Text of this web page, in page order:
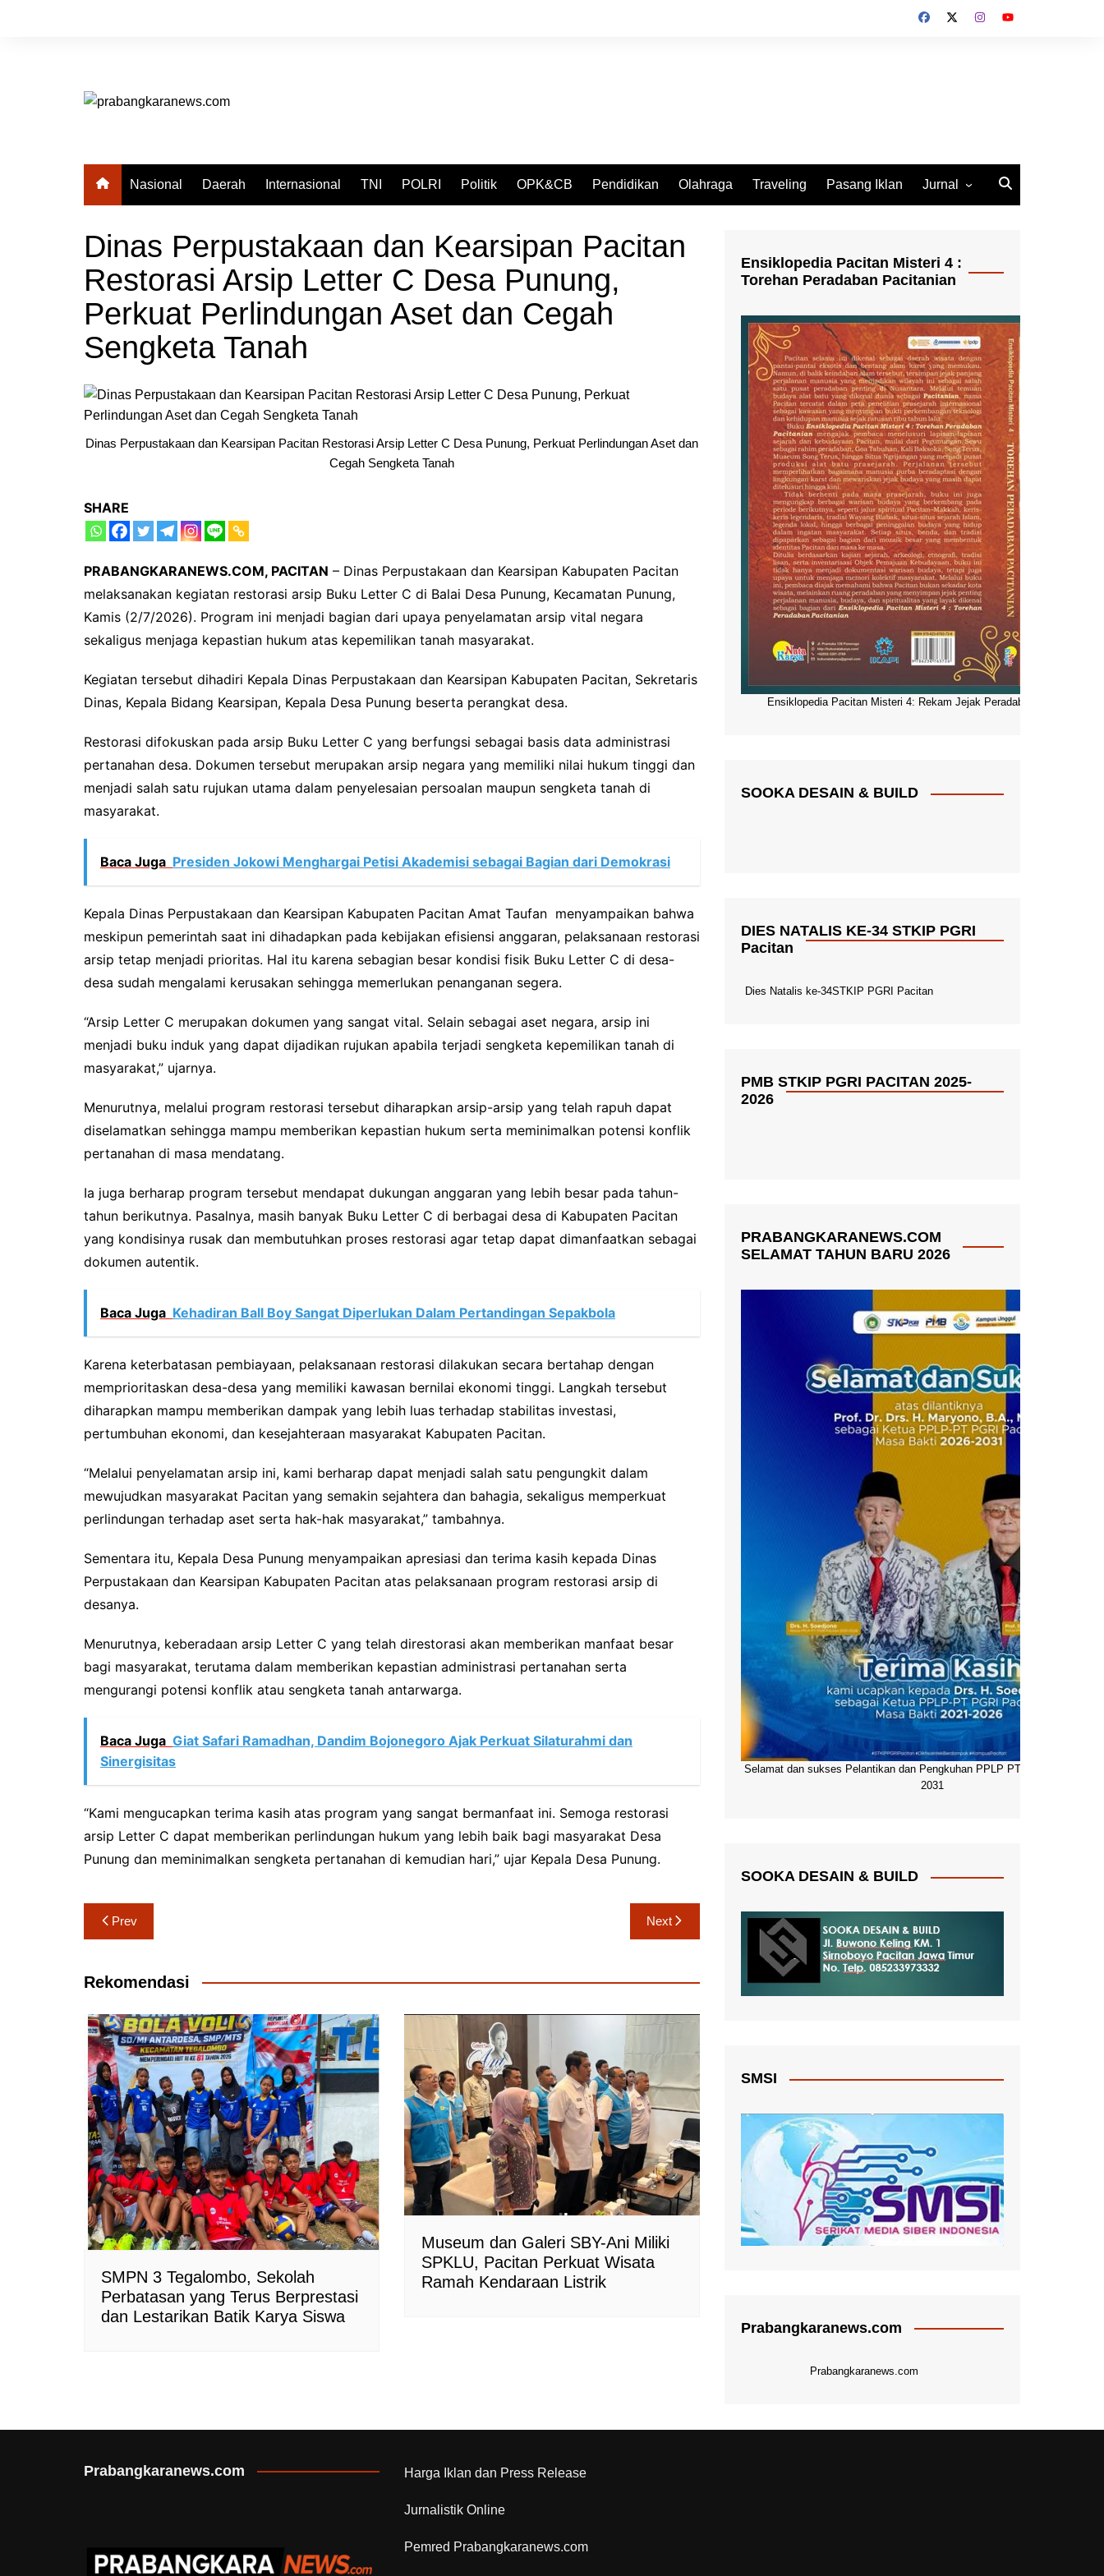
Nasional Daerah Internasional TNI POLRI Politik OPK&CB Pendidikan Olahraga Traveling Pasang Iklan Jurnal
Dinas Perpustakaan dan Kearsipan Pacitan
Restorasi Arsip Letter C Desa Punung,
Perkuat Perlindungan Aset dan Cegah
Sengketa Tanah
Dinas Perpustakaan dan Kearsipan Pacitan Restorasi Arsip Letter C Desa Punung, Perkuat Perlindungan Aset dan
Cegah Sengketa Tanah
SHARE
PRABANGKARANEWS.COM, PACITAN – Dinas Perpustakaan dan Kearsipan Kabupaten Pacitan
melaksanakan kegiatan restorasi arsip Buku Letter C di Balai Desa Punung, Kecamatan Punung,
Kamis (2/7/2026). Program ini menjadi bagian dari upaya penyelamatan arsip vital negara
sekaligus menjaga kepastian hukum atas kepemilikan tanah masyarakat.
Kegiatan tersebut dihadiri Kepala Dinas Perpustakaan dan Kearsipan Kabupaten Pacitan, Sekretaris
Dinas, Kepala Bidang Kearsipan, Kepala Desa Punung beserta perangkat desa.
Restorasi difokuskan pada arsip Buku Letter C yang berfungsi sebagai basis data administrasi
pertanahan desa. Dokumen tersebut merupakan arsip negara yang memiliki nilai hukum tinggi dan
menjadi salah satu rujukan utama dalam penyelesaian persoalan maupun sengketa tanah di
masyarakat.
Baca Juga Presiden Jokowi Menghargai Petisi Akademisi sebagai Bagian dari Demokrasi
Kepala Dinas Perpustakaan dan Kearsipan Kabupaten Pacitan Amat Taufan menyampaikan bahwa
meskipun pemerintah saat ini dihadapkan pada kebijakan efisiensi anggaran, pelaksanaan restorasi
arsip tetap menjadi prioritas. Hal itu karena sebagian besar kondisi fisik Buku Letter C di desa-
desa sudah mengalami kerusakan sehingga memerlukan penanganan segera.
“Arsip Letter C merupakan dokumen yang sangat vital. Selain sebagai aset negara, arsip ini
menjadi buku induk yang dapat dijadikan rujukan apabila terjadi sengketa kepemilikan tanah di
masyarakat,” ujarnya.
Menurutnya, melalui program restorasi tersebut diharapkan arsip-arsip yang telah rapuh dapat
diselamatkan sehingga mampu memberikan kepastian hukum serta meminimalkan potensi konflik
pertanahan di masa mendatang.
Ia juga berharap program tersebut mendapat dukungan anggaran yang lebih besar pada tahun-
tahun berikutnya. Pasalnya, masih banyak Buku Letter C di berbagai desa di Kabupaten Pacitan
yang kondisinya rusak dan membutuhkan proses restorasi agar tetap dapat dimanfaatkan sebagai
dokumen autentik.
Baca Juga Kehadiran Ball Boy Sangat Diperlukan Dalam Pertandingan Sepakbola
Karena keterbatasan pembiayaan, pelaksanaan restorasi dilakukan secara bertahap dengan
memprioritaskan desa-desa yang memiliki kawasan bernilai ekonomi tinggi. Langkah tersebut
diharapkan mampu memberikan dampak yang lebih luas terhadap stabilitas investasi,
pertumbuhan ekonomi, dan kesejahteraan masyarakat Kabupaten Pacitan.
“Melalui penyelamatan arsip ini, kami berharap dapat menjadi salah satu pengungkit dalam
mewujudkan masyarakat Pacitan yang semakin sejahtera dan bahagia, sekaligus memperkuat
perlindungan terhadap aset serta hak-hak masyarakat,” tambahnya.
Sementara itu, Kepala Desa Punung menyampaikan apresiasi dan terima kasih kepada Dinas
Perpustakaan dan Kearsipan Kabupaten Pacitan atas pelaksanaan program restorasi arsip di
desanya.
Menurutnya, keberadaan arsip Letter C yang telah direstorasi akan memberikan manfaat besar
bagi masyarakat, terutama dalam memberikan kepastian administrasi pertanahan serta
mengurangi potensi konflik atau sengketa tanah antarwarga.
Baca Juga Giat Safari Ramadhan, Dandim Bojonegoro Ajak Perkuat Silaturahmi dan
Sinergisitas
“Kami mengucapkan terima kasih atas program yang sangat bermanfaat ini. Semoga restorasi
arsip Letter C dapat memberikan perlindungan hukum yang lebih baik bagi masyarakat Desa
Punung dan meminimalkan sengketa pertanahan di kemudian hari,” ujar Kepala Desa Punung.
Navigasi
pos
Prev Next
Rekomendasi
SMPN 3 Tegalombo, Sekolah
Perbatasan yang Terus Berprestasi
dan Lestarikan Batik Karya Siswa
Museum dan Galeri SBY-Ani Miliki
SPKLU, Pacitan Perkuat Wisata
Ramah Kendaraan Listrik
Ensiklopedia Pacitan Misteri 4 :
Torehan Peradaban Pacitanian
Ensiklopedia Pacitan Misteri 4: Rekam Jejak Peradaban Dunia
SOOKA DESAIN & BUILD
DIES NATALIS KE-34 STKIP PGRI
Pacitan
Dies Natalis ke-34STKIP PGRI Pacitan
PMB STKIP PGRI PACITAN 2025-
2026
PRABANGKARANEWS.COM
SELAMAT TAHUN BARU 2026
Selamat dan sukses Pelantikan dan Pengkuhan PPLP PT PGRI Pacitan
2031
SOOKA DESAIN & BUILD
SMSI
Prabangkaranews.com
Prabangkaranews.com
Prabangkaranews.com Harga Iklan dan Press Release
Jurnalistik Online
Pemred Prabangkaranews.com